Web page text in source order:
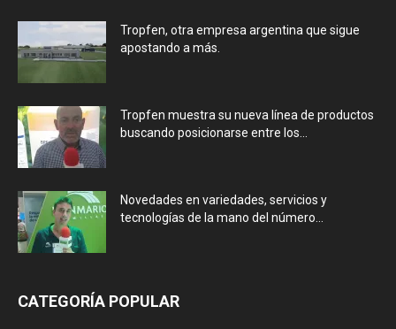
Tropfen, otra empresa argentina que sigue
apostando a más.
Tropfen muestra su nueva línea de productos
buscando posicionarse entre los...
Novedades en variedades, servicios y
tecnologías de la mano del número...
CATEGORÍA POPULAR